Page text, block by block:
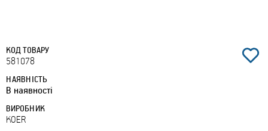
КОД ТОВАРУ
581078
НАЯВНІСТЬ
В наявності
ВИРОБНИК
KOER